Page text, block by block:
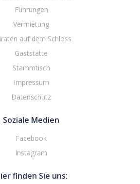
Führungen
Vermietung
auf dem Schloss
Gaststätte
Stammtisch
Impressum
Datenschutz
Soziale Medien
Facebook
Instagram
finden Sie uns: